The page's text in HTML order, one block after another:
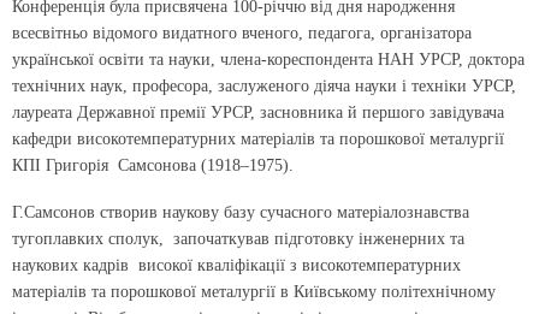
Конференція була присвячена 100-річчю від дня народження
всесвітньо відомого видатного вченого, педагога, організатора
української освіти та науки, члена-кореспондента НАН УРСР, доктора
технічних наук, професора, заслуженого діяча науки і техніки УРСР,
лауреата Державної премії УРСР, засновника й першого завідувача
кафедри високотемпературних матеріалів та порошкової металургії
КПІ Григорія Самсонова (1918–1975).
Г.Самсонов створив наукову базу сучасного матеріалознавства
тугоплавких сполук, започаткував підготовку інженерних та
наукових кадрів високої кваліфікації з високотемпературних
матеріалів та порошкової металургії в Київському політехнічному